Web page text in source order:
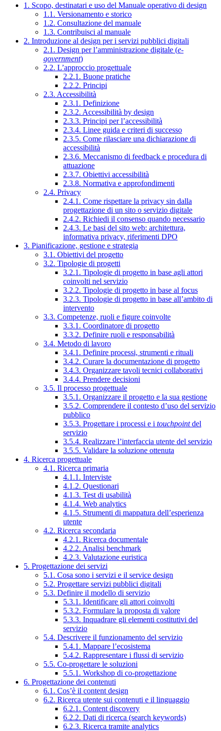
1. Scopo, destinatari e uso del Manuale operativo di design
1.1. Versionamento e storico
1.2. Consultazione del manuale
1.3. Contribuisci al manuale
2. Introduzione al design per i servizi pubblici digitali
2.1. Design per l’amministrazione digitale (e-
government)
2.2. L’approccio progettuale
2.2.1. Buone pratiche
2.2.2. Principi
2.3. Accessibilità
2.3.1. Definizione
2.3.2. Accessibilità by design
2.3.3. Principi per l’accessibilità
2.3.4. Linee guida e criteri di successo
2.3.5. Come rilasciare una dichiarazione di
accessibilità
2.3.6. Meccanismo di feedback e procedura di
attuazione
2.3.7. Obiettivi accessibilità
2.3.8. Normativa e approfondimenti
2.4. Privacy
2.4.1. Come rispettare la privacy sin dalla
progettazione di un sito o servizio digitale
2.4.2. Richiedi il consenso quando necessario
2.4.3. Le basi del sito web: architettura,
informativa privacy, riferimenti DPO
3. Pianificazione, gestione e strategia
3.1. Obiettivi del progetto
3.2. Tipologie di progetti
3.2.1. Tipologie di progetto in base agli attori
coinvolti nel servizio
3.2.2. Tipologie di progetto in base al focus
3.2.3. Tipologie di progetto in base all’ambito di
intervento
3.3. Competenze, ruoli e figure coinvolte
3.3.1. Coordinatore di progetto
3.3.2. Definire ruoli e responsabilità
3.4. Metodo di lavoro
3.4.1. Definire processi, strumenti e rituali
3.4.2. Curare la documentazione di progetto
3.4.3. Organizzare tavoli tecnici collaborativi
3.4.4. Prendere decisioni
3.5. Il processo progettuale
3.5.1. Organizzare il progetto e la sua gestione
3.5.2. Comprendere il contesto d’uso del servizio
pubblico
3.5.3. Progettare i processi e i touchpointdel
servizio
3.5.4. Realizzare l’interfaccia utente del servizio
3.5.5. Validare la soluzione ottenuta
4. Ricerca progettuale
4.1. Ricerca primaria
4.1.1. Interviste
4.1.2. Questionari
4.1.3. Test di usabilità
4.1.4. Web analytics
4.1.5. Strumenti di mappatura dell’esperienza
utente
4.2. Ricerca secondaria
4.2.1. Ricerca documentale
4.2.2. Analisi benchmark
4.2.3. Valutazione euristica
5. Progettazione dei servizi
5.1. Cosa sono i servizi e il service design
5.2. Progettare servizi pubblici digitali
5.3. Definire il modello di servizio
5.3.1. Identificare gli attori coinvolti
5.3.2. Formulare la proposta di valore
5.3.3. Inquadrare gli elementi costitutivi del
servizio
5.4. Descrivere il funzionamento del servizio
5.4.1. Mappare l’ecosistema
5.4.2. Rappresentare i flussi di servizio
5.5. Co-progettare le soluzioni
5.5.1. Workshop di co-progettazione
6. Progettazione dei contenuti
6.1. Cos’è il content design
6.2. Ricerca utente sui contenuti e il linguaggio
6.2.1. Content discovery
6.2.2. Dati di ricerca (search keywords)
6.2.3. Ricerca tramite analytics